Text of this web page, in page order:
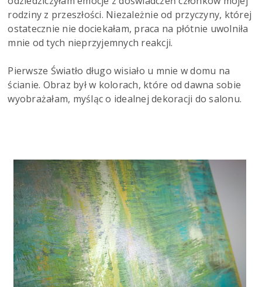
rodziny z przeszłości. Niezależnie od przyczyny, której
ostatecznie nie dociekałam, praca na płótnie uwolniła
mnie od tych nieprzyjemnych reakcji.
Pierwsze Światło długo wisiało u mnie w domu na
ścianie. Obraz był w kolorach, które od dawna sobie
wyobrażałam, myśląc o idealnej dekoracji do salonu.